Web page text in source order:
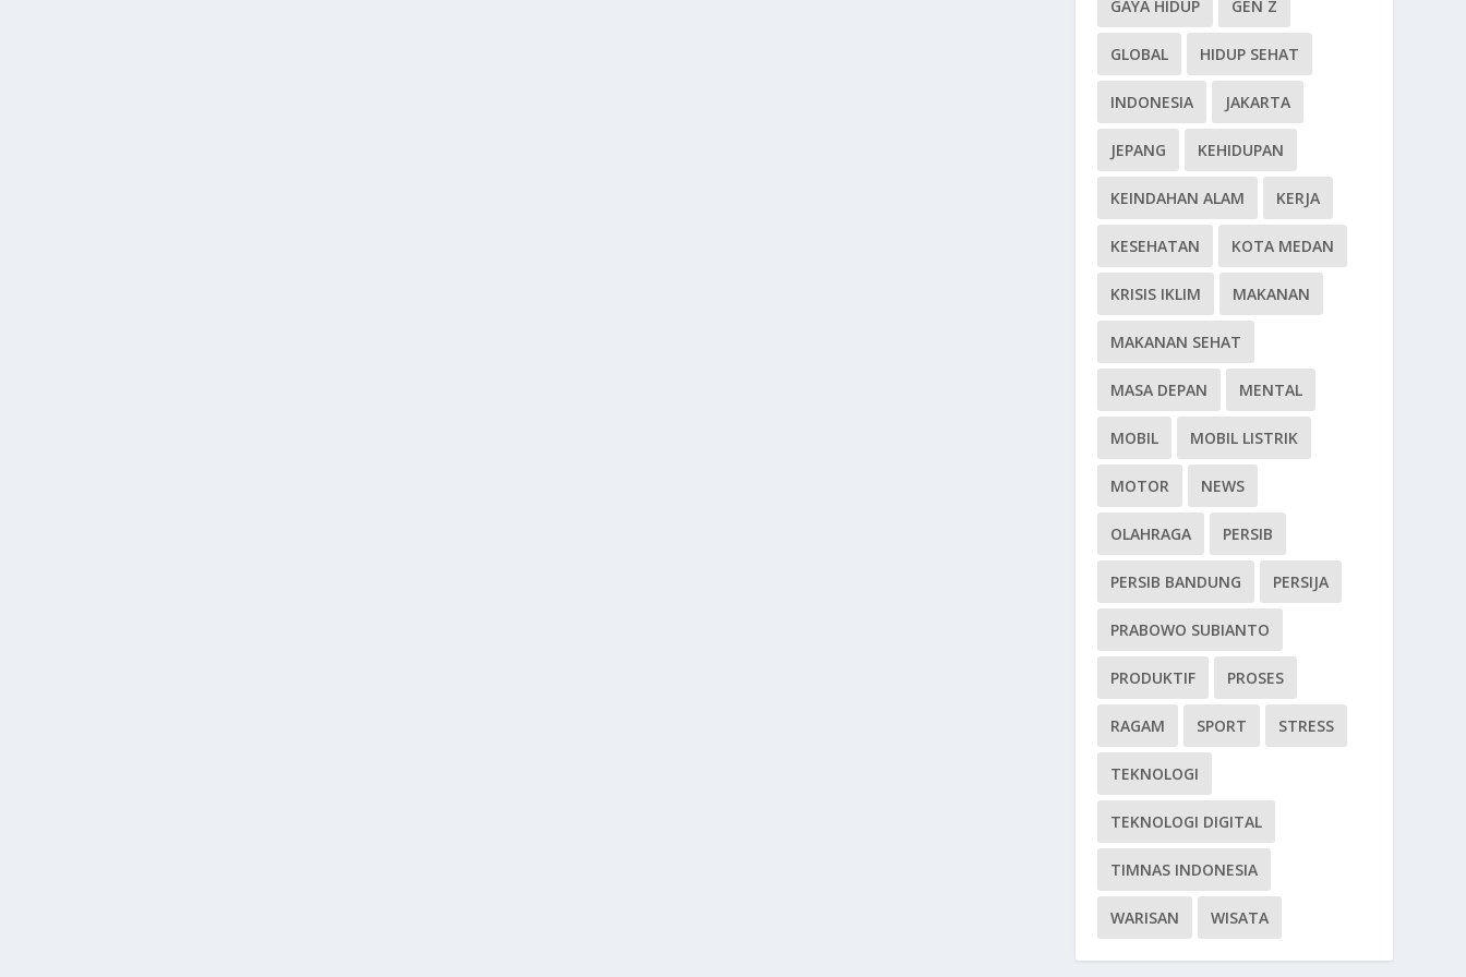
GAYA HIDUP GEN Z
GLOBAL HIDUP SEHAT
INDONESIA JAKARTA
JEPANG KEHIDUPAN
KEINDAHAN ALAM KERJA
KESEHATAN KOTA MEDAN
KRISIS IKLIM MAKANAN
MAKANAN SEHAT
MASA DEPAN MENTAL
MOBIL MOBIL LISTRIK
MOTOR NEWS
OLAHRAGA PERSIB
PERSIB BANDUNG PERSIJA
PRABOWO SUBIANTO
PRODUKTIF PROSES
RAGAM SPORT STRESS
TEKNOLOGI
TEKNOLOGI DIGITAL
TIMNAS INDONESIA
WARISAN WISATA